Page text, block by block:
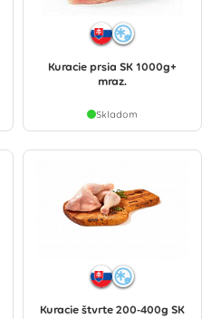
Kuracie prsia SK 1000g+
mraz.
Skladom
Kuracie štvrte 200-400g SK